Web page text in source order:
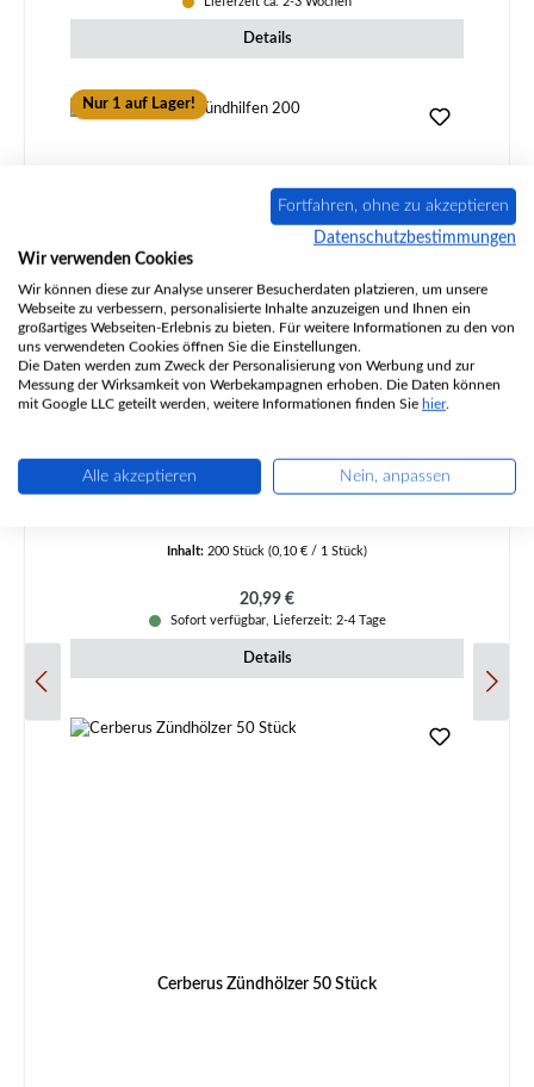
Details
Nur 1 auf Lager!
Höllenhunde Anzündhilfen 200
Produktnummer: 01003904
Inhalt: 200 Stück (0,10 € / 1 Stück)
Regulärer Preis:
20,99 €
Sofort verfügbar, Lieferzeit: 2-4 Tage
Details
Cerberus Zündhölzer 50 Stück
Fortfahren, ohne zu akzeptieren
Datenschutzbestimmungen
Wir verwenden Cookies
Wir können diese zur Analyse unserer Besucherdaten platzieren, um unsere
Webseite zu verbessern, personalisierte Inhalte anzuzeigen und Ihnen ein
großartiges Webseiten-Erlebnis zu bieten. Für weitere Informationen zu den von
uns verwendeten Cookies öffnen Sie die Einstellungen.
Die Daten werden zum Zweck der Personalisierung von Werbung und zur
Messung der Wirksamkeit von Werbekampagnen erhoben. Die Daten können
mit Google LLC geteilt werden, weitere Informationen finden Sie hier.
Alle akzeptieren Nein, anpassen